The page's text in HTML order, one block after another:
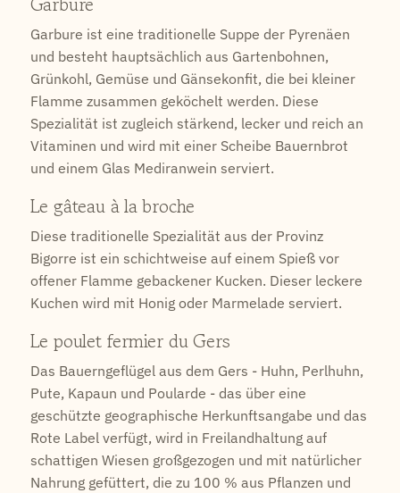
Garbure ist eine traditionelle Suppe der Pyrenäen
und besteht hauptsächlich aus Gartenbohnen,
Grünkohl, Gemüse und Gänsekonfit, die bei kleiner
Flamme zusammen geköchelt werden. Diese
Spezialität ist zugleich stärkend, lecker und reich an
Vitaminen und wird mit einer Scheibe Bauernbrot
und einem Glas Mediranwein serviert.
Le gâteau à la broche
Diese traditionelle Spezialität aus der Provinz
Bigorre ist ein schichtweise auf einem Spieß vor
offener Flamme gebackener Kucken. Dieser leckere
Kuchen wird mit Honig oder Marmelade serviert.
Le poulet fermier du Gers
Das Bauerngeflügel aus dem Gers - Huhn, Perlhuhn,
Pute, Kapaun und Poularde - das über eine
geschützte geographische Herkunftsangabe und das
Rote Label verfügt, wird in Freilandhaltung auf
schattigen Wiesen großgezogen und mit natürlicher
Nahrung gefüttert, die zu 100 % aus Pflanzen und